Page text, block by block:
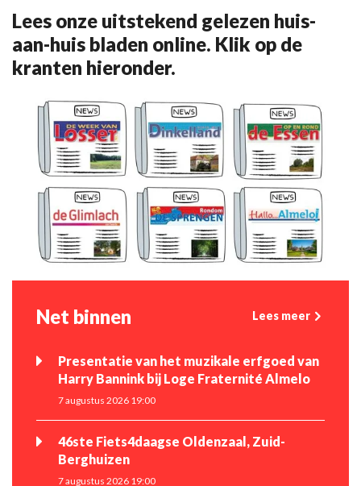
Lees onze uitstekend gelezen huis-
aan-huis bladen online. Klik op de
kranten hieronder.
Net binnen Lees meer
Presentatie van het muzikale erfgoed van
Harry Bannink bij Loge Fraternité Almelo
7 augustus 2026 19:00
46ste Fiets4daagse Oldenzaal, Zuid-
Berghuizen
7 augustus 2026 19:00